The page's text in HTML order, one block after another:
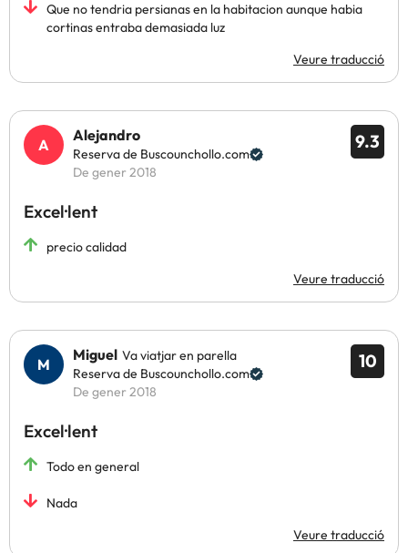
Que no tendria persianas en la habitacion aunque habia
cortinas entraba demasiada luz
Veure traducció
9.3
Alejandro
Reserva de Buscounchollo.com
De gener 2018
Excel·lent
precio calidad
Veure traducció
10
Miguel Va viatjar en parella
Reserva de Buscounchollo.com
De gener 2018
Excel·lent
Todo en general
Nada
Veure traducció